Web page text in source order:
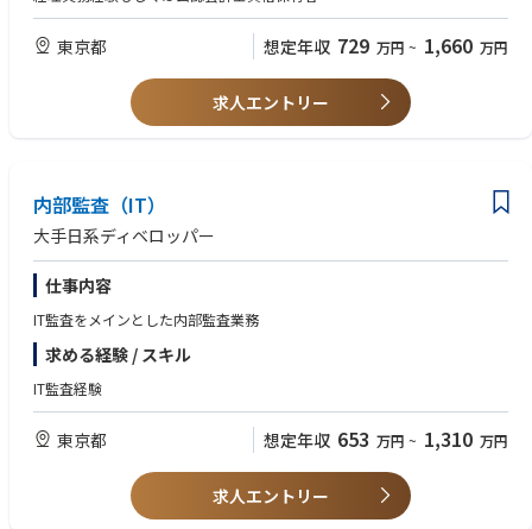
にチーム全体の技術力を向上させながら、
本質的な課題解決にコミットしている優秀なメンバーと切磋琢磨してい
◎ 多様な成長機会
当社では若手メンバーも多く在籍していることから、マネジメントの機
ており、ご志向に合わせた様々な機会を提供しています。
■開発環境
技術スタック詳細
当社では最新技術の積極的な採用と、開発生産性の向上に注力していま
す。
主要言語：Ruby, JavaScript, Swift, Kotlin
ライブラリ/フレームワーク：Ruby on Rails, React, Vue.js
インフラ/監視：AWS, Terraform, Datadog
その他：Docker, Datadog Synthetic, Postman, Confluence
チケット/バージョン管理：GitHub, GitHub Issue, Backlog
継続的インテグレーション：CircleCI
生成AIツール：Github Copilot, Cursor, Dify, ChatGPT
■ 開発手法・文化
東京都 想定年収 729 万円 ~ 1,660 万円
求人エントリー
内部監査（IT）
大手日系ディベロッパー
仕事内容
IT監査をメインとした内部監査業務
求める経験 / スキル
IT監査経験
東京都 想定年収 653 万円 ~ 1,310 万円
求人エントリー